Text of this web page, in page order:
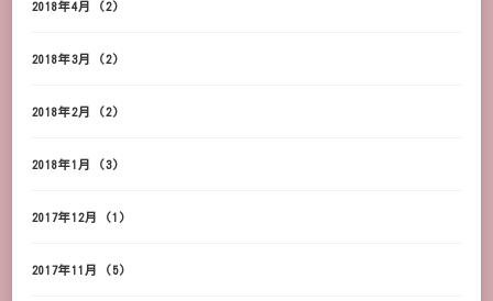
2018年4月 (2)
2018年3月 (2)
2018年2月 (2)
2018年1月 (3)
2017年12月 (1)
2017年11月 (5)